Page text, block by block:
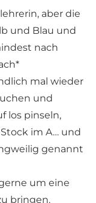
aber die
und Blau und
nach
mal wieder
und
los pinseln,
im A… und
genannt
um eine
bringen.